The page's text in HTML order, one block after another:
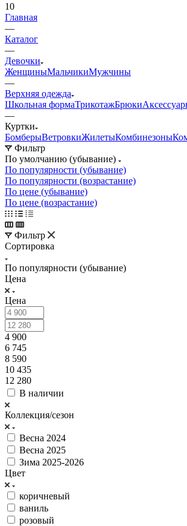
10
Главная
—
Каталог
—
Девочки
ЖенщиныМальчикиМужчины
—
Верхняя одежда
Школьная формаТрикотажБрюки
—
Куртки
БомберыВетровкиЖилетыКомбинезоны
Фильтр
По умолчанию (убывание)
По популярности (убывание)
По популярности (возрастание)
По цене (убывание)
По цене (возрастание)
Фильтр
Сортировка
По популярности (убывание)
Цена
Цена
4 900
6 745
8 590
10 435
12 280
В наличии
Коллекция/сезон
Весна 2024
Весна 2025
Зима 2025-2026
Цвет
коричневый
ваниль
розовый